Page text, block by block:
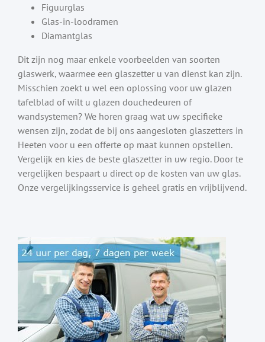
Figuurglas
Glas-in-loodramen
Diamantglas
Dit zijn nog maar enkele voorbeelden van soorten
glaswerk, waarmee een glaszetter u van dienst kan zijn.
Misschien zoekt u wel een oplossing voor uw glazen
tafelblad of wilt u glazen douchedeuren of
wandsystemen? We horen graag wat uw specifieke
wensen zijn, zodat de bij ons aangesloten glaszetters in
Heeten voor u een offerte op maat kunnen opstellen.
Vergelijk en kies de beste glaszetter in uw regio. Door te
vergelijken bespaart u direct op de kosten van uw glas.
Onze vergelijkingsservice is geheel gratis en vrijblijvend.